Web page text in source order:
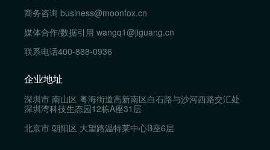
商务咨询 business@moonfox.cn
媒体合作/数据引用 wangq1@jiguang.cn
联系电话400-888-0936
企业地址
深圳市 南山区 粤海街道高新南区白石路与沙河西路交汇处
深圳湾科技生态园12栋A座31层
北京市 朝阳区 大望路温特莱中心B座6层